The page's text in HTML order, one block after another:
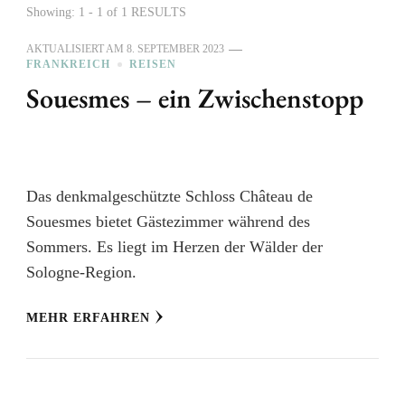
Showing: 1 - 1 of 1 RESULTS
AKTUALISIERT AM 8. SEPTEMBER 2023
FRANKREICH
REISEN
Souesmes – ein Zwischenstopp
Das denkmalgeschützte Schloss Château de
Souesmes bietet Gästezimmer während des
Sommers. Es liegt im Herzen der Wälder der
Sologne-Region.
MEHR ERFAHREN